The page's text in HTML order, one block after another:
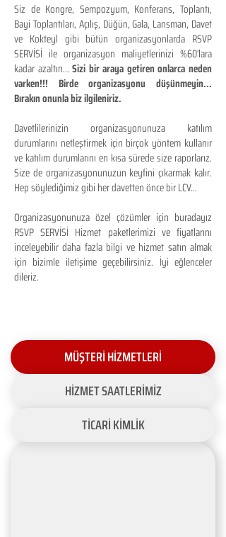
Siz de Kongre, Sempozyum, Konferans, Toplantı,
Bayi Toplantıları, Açılış, Düğün, Gala, Lansman, Davet
ve Kokteyl gibi bütün organizasyonlarda RSVP
SERVİSİ ile organizasyon maliyetlerinizi %60'lara
kadar azaltın...Sizi bir araya getiren onlarca neden
varken!!! Birde organizasyonu düşünmeyin...
Bırakın onunla biz ilgileniriz.
Davetlilerinizin organizasyonunuza katılım
durumlarını netleştirmek için birçok yöntem kullanır
ve katılım durumlarını en kısa sürede size raporlarız.
Size de organizasyonunuzun keyfini çıkarmak kalır.
Hep söylediğimiz gibi her davetten önce bir LCV...
Organizasyonunuza özel çözümler için buradayız
RSVP SERVİSİ Hizmet paketlerimizi ve fiyatlarını
inceleyebilir daha fazla bilgi ve hizmet satın almak
için bizimle iletişime geçebilirsiniz. İyi eğlenceler
dileriz.
MÜŞTERİ HİZMETLERİ
HİZMET SAATLERİMİZ
TİCARİ KİMLİK